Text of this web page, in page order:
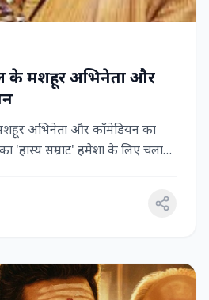
के मशहूर अभिनेता और
अभिनेता और कॉमेडियन का
'हास्य सम्राट' हमेशा के लिए चला